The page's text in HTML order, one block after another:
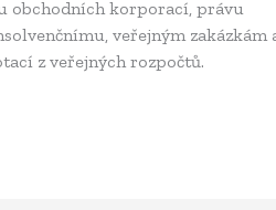
obchodních korporací, právu
veřejným zakázkám
z veřejných rozpočtů.